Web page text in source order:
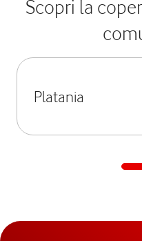
Scopri la
Platania